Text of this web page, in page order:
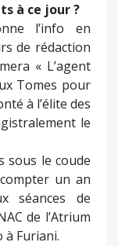
à ce jour ?
l’info en
de rédaction
« L’agent
Tomes pour
à l’élite des
le
sous le coude
un an
séances de
de l’Atrium
à Furiani.